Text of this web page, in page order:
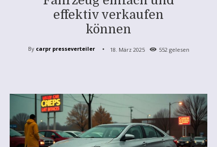
effektiv verkaufen
können
By carpr presseverteiler 18. März 2025 552 gelesen